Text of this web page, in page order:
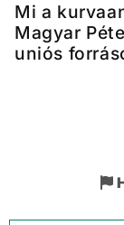
Mi a
Magyar
uniós